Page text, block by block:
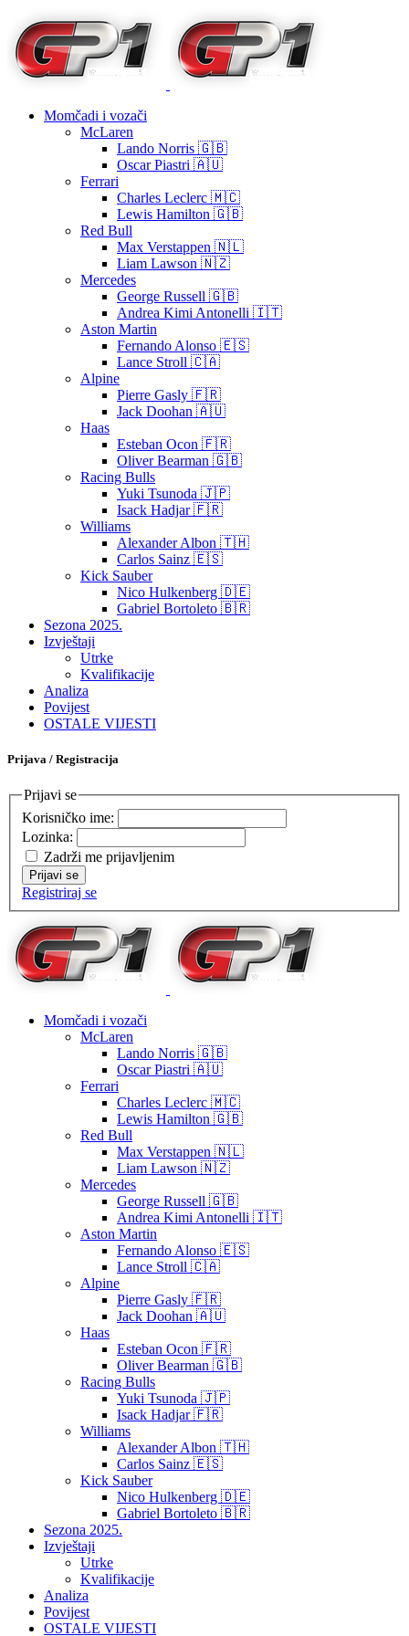
Momčadi i vozači
McLaren
Lando Norris 🇬🇧
Oscar Piastri 🇦🇺
Ferrari
Charles Leclerc 🇲🇨
Lewis Hamilton 🇬🇧
Red Bull
Max Verstappen 🇳🇱
Liam Lawson 🇳🇿
Mercedes
George Russell 🇬🇧
Andrea Kimi Antonelli 🇮🇹
Aston Martin
Fernando Alonso 🇪🇸
Lance Stroll 🇨🇦
Alpine
Pierre Gasly 🇫🇷
Jack Doohan 🇦🇺
Haas
Esteban Ocon 🇫🇷
Oliver Bearman 🇬🇧
Racing Bulls
Yuki Tsunoda 🇯🇵
Isack Hadjar 🇫🇷
Williams
Alexander Albon 🇹🇭
Carlos Sainz 🇪🇸
Kick Sauber
Nico Hulkenberg 🇩🇪
Gabriel Bortoleto 🇧🇷
Sezona 2025.
Izvještaji
Utrke
Kvalifikacije
Analiza
Povijest
OSTALE VIJESTI
Prijava / Registracija
Prijavi se
Korisničko ime:
Lozinka:
Zadrži me prijavljenim
Prijavi se
Registriraj se
Momčadi i vozači
McLaren
Lando Norris 🇬🇧
Oscar Piastri 🇦🇺
Ferrari
Charles Leclerc 🇲🇨
Lewis Hamilton 🇬🇧
Red Bull
Max Verstappen 🇳🇱
Liam Lawson 🇳🇿
Mercedes
George Russell 🇬🇧
Andrea Kimi Antonelli 🇮🇹
Aston Martin
Fernando Alonso 🇪🇸
Lance Stroll 🇨🇦
Alpine
Pierre Gasly 🇫🇷
Jack Doohan 🇦🇺
Haas
Esteban Ocon 🇫🇷
Oliver Bearman 🇬🇧
Racing Bulls
Yuki Tsunoda 🇯🇵
Isack Hadjar 🇫🇷
Williams
Alexander Albon 🇹🇭
Carlos Sainz 🇪🇸
Kick Sauber
Nico Hulkenberg 🇩🇪
Gabriel Bortoleto 🇧🇷
Sezona 2025.
Izvještaji
Utrke
Kvalifikacije
Analiza
Povijest
OSTALE VIJESTI